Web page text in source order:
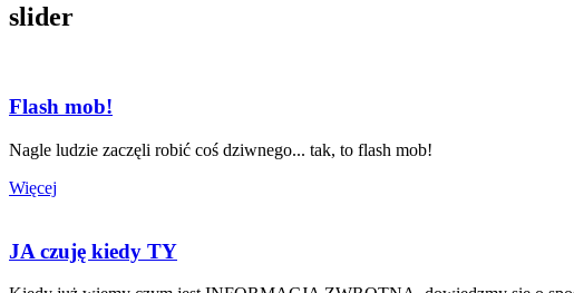
slider
Flash mob!
Nagle ludzie zaczęli robić coś dziwnego... tak, to flash mob!
Więcej
JA czuję kiedy TY